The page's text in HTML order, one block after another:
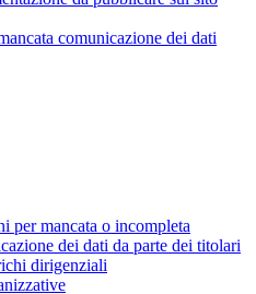
comunicazione dei dati
per mancata o incompleta
dei dati da parte dei titolari
dirigenziali